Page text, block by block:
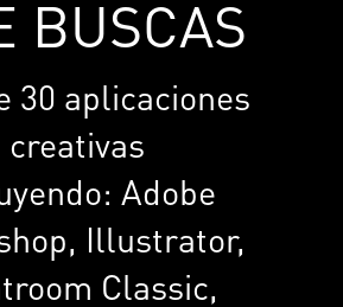
BUSCAS
30 aplicaciones
creativas
Adobe
Illustrator,
Classic,